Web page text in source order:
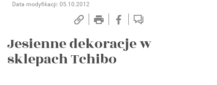
Data modyfikacji: 05.10.2012
Jesienne dekoracje w
sklepach Tchibo